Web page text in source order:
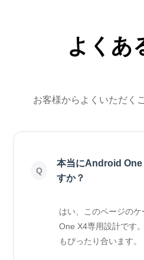
よくあ
お客様からよくいただく
本当にAndroid One
すか？
はい、このページの
One X4専用設計です
もぴったり合います。